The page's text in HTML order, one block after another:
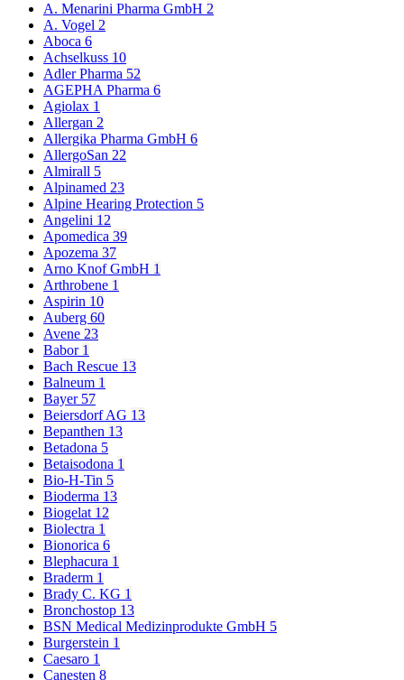
A. Menarini Pharma GmbH 2
A. Vogel 2
Aboca 6
Achselkuss 10
Adler Pharma 52
AGEPHA Pharma 6
Agiolax 1
Allergan 2
Allergika Pharma GmbH 6
AllergoSan 22
Almirall 5
Alpinamed 23
Alpine Hearing Protection 5
Angelini 12
Apomedica 39
Apozema 37
Arno Knof GmbH 1
Arthrobene 1
Aspirin 10
Auberg 60
Avene 23
Babor 1
Bach Rescue 13
Balneum 1
Bayer 57
Beiersdorf AG 13
Bepanthen 13
Betadona 5
Betaisodona 1
Bio-H-Tin 5
Bioderma 13
Biogelat 12
Biolectra 1
Bionorica 6
Blephacura 1
Braderm 1
Brady C. KG 1
Bronchostop 13
BSN Medical Medizinprodukte GmbH 5
Burgerstein 1
Caesaro 1
Canesten 8